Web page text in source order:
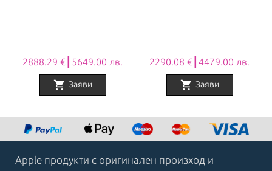
2888.29 €┃5649.00 лв.
shopping_cart Заяви
2290.08 €┃4479.00 лв.
shopping_cart Заяви
8
Apple продукти с оригинален произход и